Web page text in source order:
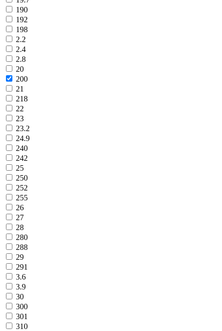
190
192
198
2.2
2.4
2.8
20
200
21
218
22
23
23.2
24.9
240
242
25
250
252
255
26
27
28
280
288
29
291
3.6
3.9
30
300
301
310